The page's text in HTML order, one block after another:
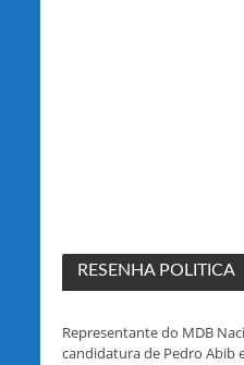
RESENHA POLITICA
Representante do MDB
candidatura de Pedro Abib